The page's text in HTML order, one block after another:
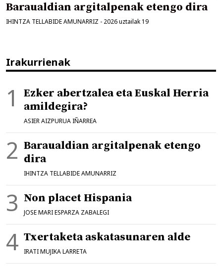
Baraualdian argitalpenak etengo dira
IHINTZA TELLABIDE AMUNARRIZ - 2026 uztailak 19
Irakurrienak
Ezker abertzalea eta Euskal Herria
amildegira?
ASIER AIZPURUA IÑARREA
Baraualdian argitalpenak etengo
dira
IHINTZA TELLABIDE AMUNARRIZ
Non placet Hispania
JOSE MARI ESPARZA ZABALEGI
Txertaketa askatasunaren alde
IRATI MUJIKA LARRETA